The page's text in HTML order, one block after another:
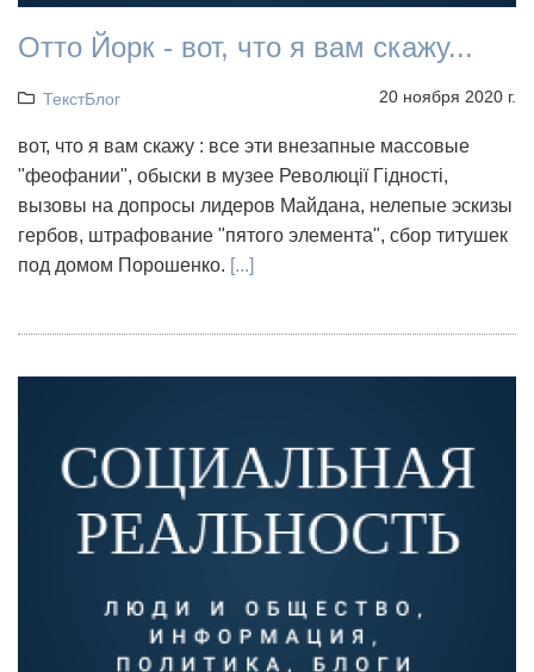
Отто Йорк - вот, что я вам скажу...
ТекстБлог 20 ноября 2020 г.
вот, что я вам скажу : все эти внезапные массовые
"феофании", обыски в музее Революції Гідності,
вызовы на допросы лидеров Майдана, нелепые эскизы
гербов, штрафование "пятого элемента", сбор титушек
под домом Порошенко. [...]